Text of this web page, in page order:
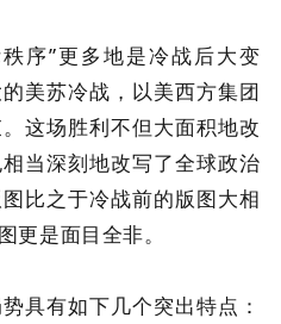
序”更多地是冷战后大变
美苏冷战，以美西方集团
这场胜利不但大面积地改
当深刻地改写了全球政治
比之于冷战前的版图大相
更是面目全非。
具有如下几个突出特点：